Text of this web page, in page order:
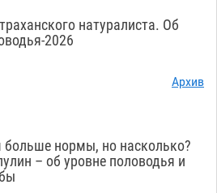
натуралиста. Об
2026
Архив
нормы, но насколько?
– об уровне половодья и